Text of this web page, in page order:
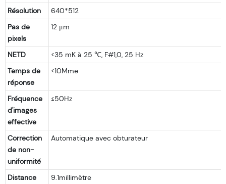
Résolution
640*512
Pas de
pixels
12 μm
NETD
<35 mK à 25 ℃, F#1,0, 25 Hz
Temps de
réponse
<10Mme
Fréquence
d'images
effective
≤50Hz
Correction
de non-
uniformité
Automatique avec obturateur
Distance
9.1millimètre